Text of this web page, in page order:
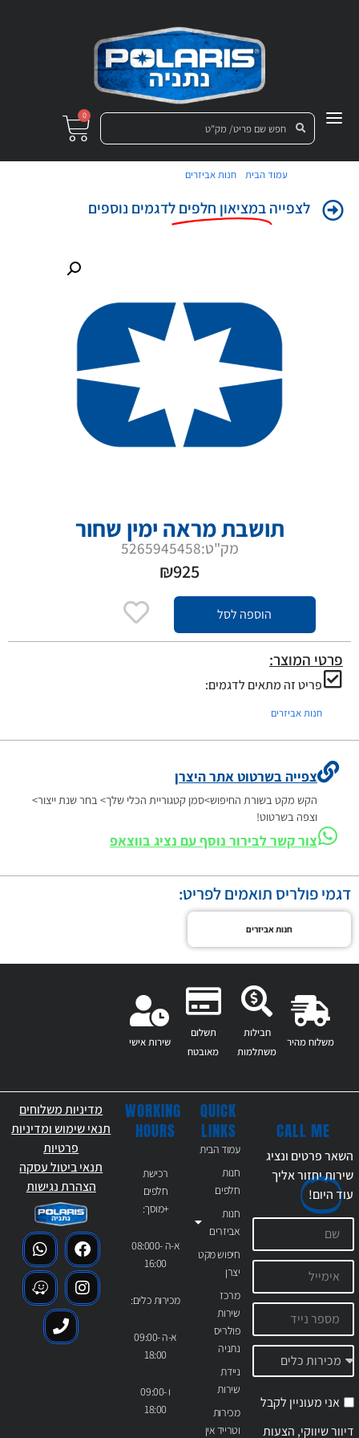
0
עמוד הבית /חנות אביזרים
לצפייהבמציאון חלפים לדגמים נוספים
תושבת מראה ימין שחור
מק"ט:5265945458
₪925
הוספה לסל
פרטי המוצר:
פריט זה מתאים לדגמים:
חנות אביזרים
צפייה בשרטוט אתר היצרן
הקש מקט בשורת החיפוש>סמן קטגוריית הכלי שלך> בחר שנת ייצור>
וצפה בשרטוט!
צור קשר לבירור נוסף עם נציג בווצאפ
דגמי פולריס תואמים לפריט:
חנות אביזרים
משלוח מהיר
חבילות
משתלמות
תשלום
מאובטח
שירות אישי
QUICK
LINKS
עמוד הבית
חנות
חלפים
חנות
אביזרים
חיפוש מקט
יצרן
מרכז
שירות
פולריס
נתניה
ניידת
שירות
מכירות
וטרייד אין
WORKING
HOURS
רכישת
חלפים
+מוסך:
א-ה 08:000-
16:00
מכירות כלים:
א-ה 09:00-
18:00
ו 09:00-
18:00
CALL ME
השאר פרטים ונציג
שירות יחזור אליך
עודהיום!
אני מעוניין לקבל
דיוור שיווקי, הצעות
מדיניות משלוחים
תנאי שימוש ומדיניות
פרטיות
תנאי ביטול עסקה
הצהרת נגישות